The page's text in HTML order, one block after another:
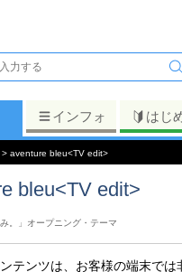
インフォ はじ
> aventure bleu<TV edit>
bleu<TV edit>
。」オープニング・テーマ
テンツは、お客様の端末では